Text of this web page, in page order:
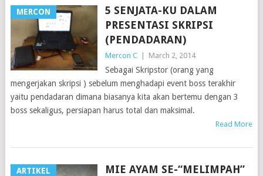
MERCON
5 SENJATA-KU DALAM
PRESENTASI SKRIPSI
(PENDADARAN)
Mercon C March 2, 2014
Sebagai Skripstor (orang yang
mengerjakan skripsi ) sebelum menghadapi event boss terakhir
yaitu pendadaran dimana biasanya kita akan bertemu dengan 3
boss sekaligus, persiapan harus total dan maksimal.
Read More
ARTIKEL
MIE AYAM SE-“MELIMPAH”